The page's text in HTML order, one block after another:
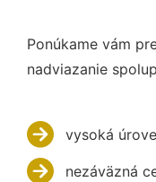
Ponúkame vám
nadviazanie
vysoká
nezáväzná